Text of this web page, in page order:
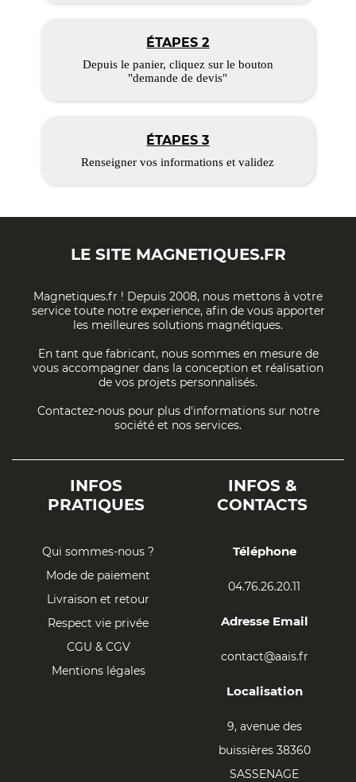
ÉTAPES 2
Depuis le panier, cliquez sur le bouton
"demande de devis"
ÉTAPES 3
Renseigner vos informations et validez
LE SITE MAGNETIQUES.FR
Magnetiques.fr ! Depuis 2008, nous mettons à votre
service toute notre experience, afin de vous apporter
les meilleures solutions magnétiques.
En tant que fabricant, nous sommes en mesure de
vous accompagner dans la conception et réalisation
de vos projets personnalisés.
Contactez-nous pour plus d'informations sur notre
société et nos services.
INFOS
PRATIQUES
Qui sommes-nous ?
Mode de paiement
Livraison et retour
Respect vie privée
CGU & CGV
Mentions légales
INFOS &
CONTACTS
Téléphone
04.76.26.20.11
Adresse Email
contact@aais.fr
Localisation
9, avenue des
buissières 38360
SASSENAGE